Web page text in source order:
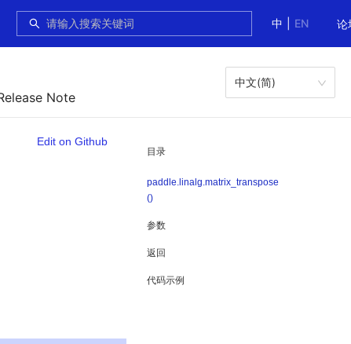
中
EN 论
Note
中文(简)
目录
paddle.linalg.matrix_transpose
()
参数
返回
代码示例
Edit on Github